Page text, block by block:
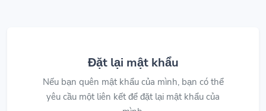
Đặt lại mật khẩu
Nếu bạn quên mật khẩu của mình, bạn có thể
yêu cầu một liên kết để đặt lại mật khẩu của